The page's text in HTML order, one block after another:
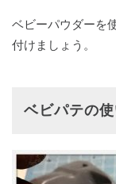
ベビーパウダーを
付けましょう。
ベビパテの